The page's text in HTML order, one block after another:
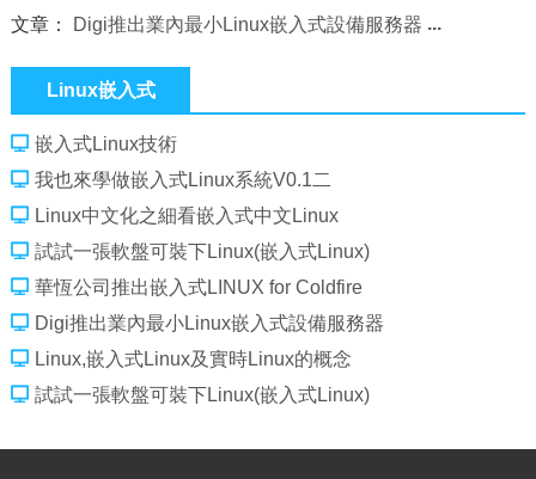
文章：
Digi推出業內最小Linux嵌入式設備服務器
Linux嵌入式
嵌入式Linux技術
我也來學做嵌入式Linux系統V0.1二
Linux中文化之細看嵌入式中文Linux
試試一張軟盤可裝下Linux(嵌入式Linux)
華恆公司推出嵌入式LINUX for Coldfire
Digi推出業內最小Linux嵌入式設備服務器
Linux,嵌入式Linux及實時Linux的概念
試試一張軟盤可裝下Linux(嵌入式Linux)